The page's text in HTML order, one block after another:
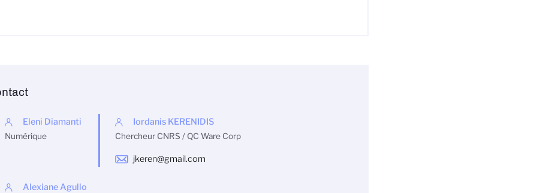
Eleni Diamanti
Numérique
Iordanis KERENIDIS
Chercheur CNRS / QC Ware Corp
jkeren@gmail.com
Alexiane Agullo